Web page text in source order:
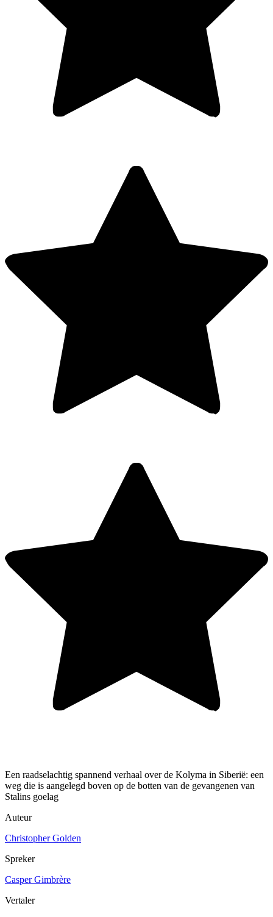
Een raadselachtig spannend verhaal over de Kolyma in Siberië: een
weg die is aangelegd boven op de botten van de gevangenen van
Stalins goelag
Auteur
Christopher Golden
Spreker
Casper Gimbrère
Vertaler